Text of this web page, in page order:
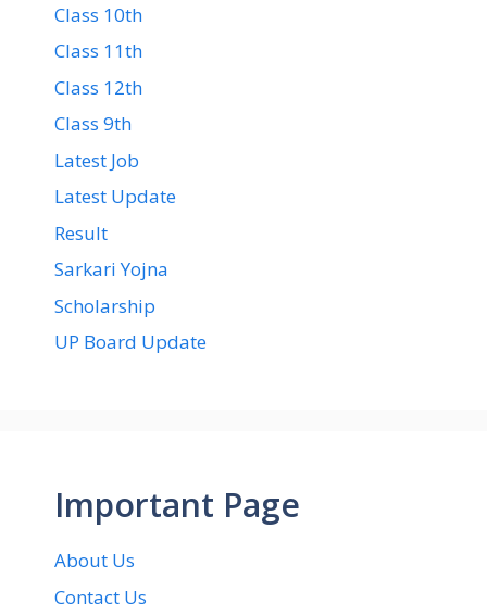
Class 10th
Class 11th
Class 12th
Class 9th
Latest Job
Latest Update
Result
Sarkari Yojna
Scholarship
UP Board Update
Important Page
About Us
Contact Us